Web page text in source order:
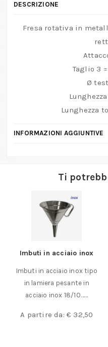
metallo
DESCRIZIONE
Fresa rotativa in
Taglio 3
Ø
Lunghezza
INFORMAZIONI AGGIUNTIVE
Ti
Imbuti in acciaio inox
Imbuti in acciaio inox tipo
in lamiera pesante in
acciaio inox 18/10……
A partire da: € 32,50